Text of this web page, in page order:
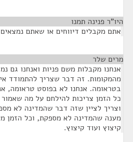
היו"ר פנינה תמנו
אתם מקבלים דיווחים או שאתם נמצאים
מרים שלר
אנחנו מקבלות משם פניות ואנחנו גם
מהמקומות. זה דבר שצריך להתמודד
בטראומה. אנחנו לא בפוסט טראומה,
כל הזמן צריכות להילחם על מה שאמור
וצריך לציין שזה דבר שהמדינה לא
מענה שהמדינה לא מספקת, וכל הזמן
קיצוץ ועוד קיצוץ.